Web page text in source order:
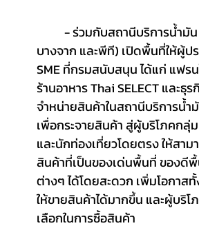
	- ร่วมกับสถานีบริการน้ำมัน 3 แห่ง (ปตท.
บางจาก และพีที) เปิดพื้นที่ให้ผู้ป
SME ที่กรมสนับสนุน ได้แก่ แฟร
ร้านอาหาร Thai SELECT และธุ
จำหน่ายสินค้าในสถานีบริการน้ำ
เพื่อกระจายสินค้า สู่ผู้บริโภคกลุ่
และนักท่องเที่ยวโดยตรง ให้สาม
สินค้าที่เป็นของเด่นพื้นที่ ของดี
ต่างๆ ได้โดยสะดวก เพิ่มโอกาส
ให้ขายสินค้าได้มากขึ้น และผู้บริโ
เลือกในการซื้อสินค้า